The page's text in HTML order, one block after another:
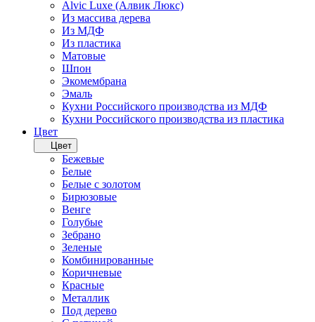
Alvic Luxe (Алвик Люкс)
Из массива дерева
Из МДФ
Из пластика
Матовые
Шпон
Экомембрана
Эмаль
Кухни Российского производства из МДФ
Кухни Российского производства из пластика
Цвет
Цвет
Бежевые
Белые
Белые с золотом
Бирюзовые
Венге
Голубые
Зебрано
Зеленые
Комбинированные
Коричневые
Красные
Металлик
Под дерево